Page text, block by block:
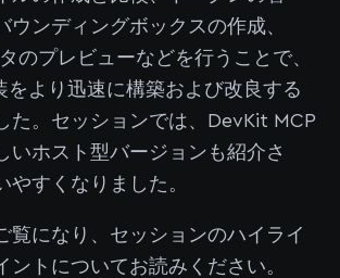
ウンディングボックスの作成、
のプレビューなどを行うことで、
より迅速に構築および改良する
た。セッションでは、DevKit MCP
いホスト型バージョンも紹介さ
やすくなりました。
覧になり、セッションのハイライ
ントについてお読みください。